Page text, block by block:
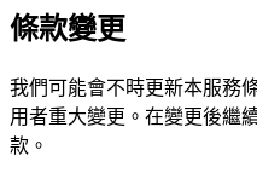
條款變更
我們可能會不時更新本服務
用者重大變更。在變更後繼
款。